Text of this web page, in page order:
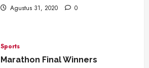
Agustus 31, 2020 0
Sports
Marathon Final Winners